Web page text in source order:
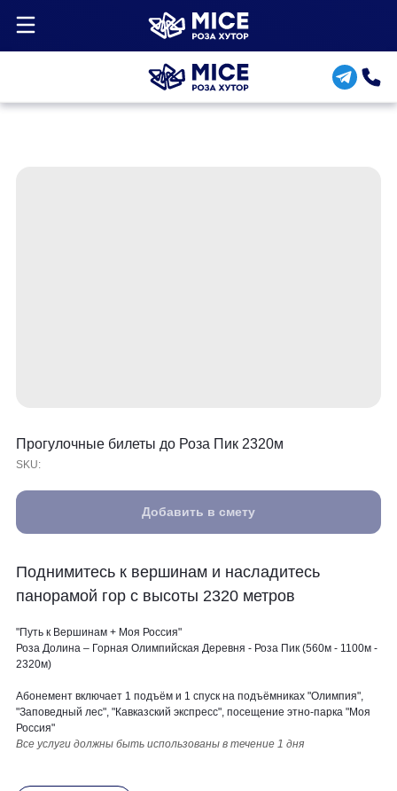
Прогулочные билеты до Роза Пик 2320м
SKU:
Добавить в смету
Поднимитесь к вершинам и насладитесь
панорамой гор с высоты 2320 метров
"Путь к Вершинам + Моя Россия"
Роза Долина – Горная Олимпийская Деревня - Роза Пик (560м - 1100м -
2320м)
Абонемент включает 1 подъём и 1 спуск на подъёмниках "Олимпия",
"Заповедный лес", "Кавказский экспресс", посещение этно-парка "Моя
Россия"
Все услуги должны быть использованы в течение 1 дня